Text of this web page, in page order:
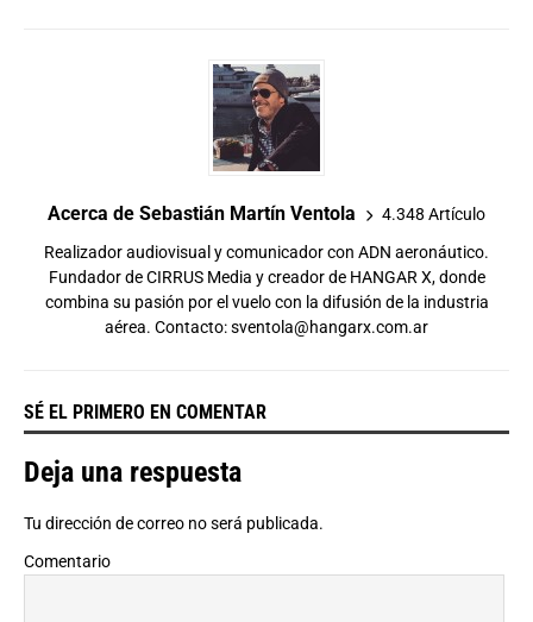
Acerca de Sebastián Martín Ventola 4.348 Artículo
Realizador audiovisual y comunicador con ADN aeronáutico.
Fundador de CIRRUS Media y creador de HANGAR X, donde
combina su pasión por el vuelo con la difusión de la industria
aérea. Contacto:sventola@hangarx.com.ar
SÉ EL PRIMERO EN COMENTAR
Deja una respuesta
Tu dirección de correo no será publicada.
Comentario